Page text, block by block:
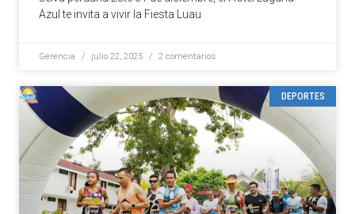
Azul te invita a vivir la Fiesta Luau
Gerencia julio 22, 2025 2 comentarios
DEPORTES